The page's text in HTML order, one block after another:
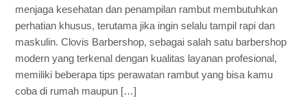
menjaga kesehatan dan penampilan rambut membutuhkan
perhatian khusus, terutama jika ingin selalu tampil rapi dan
maskulin. Clovis Barbershop, sebagai salah satu barbershop
modern yang terkenal dengan kualitas layanan profesional,
memiliki beberapa tips perawatan rambut yang bisa kamu
coba di rumah maupun […]
Wajib
Kamu
Coba